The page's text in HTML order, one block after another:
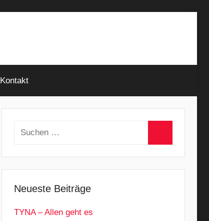
Kontakt
Suchen
Neueste Beiträge
TYNA – Allen geht es